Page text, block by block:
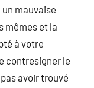
mauvaise
mêmes et la
à votre
contresigner le
avoir trouvé